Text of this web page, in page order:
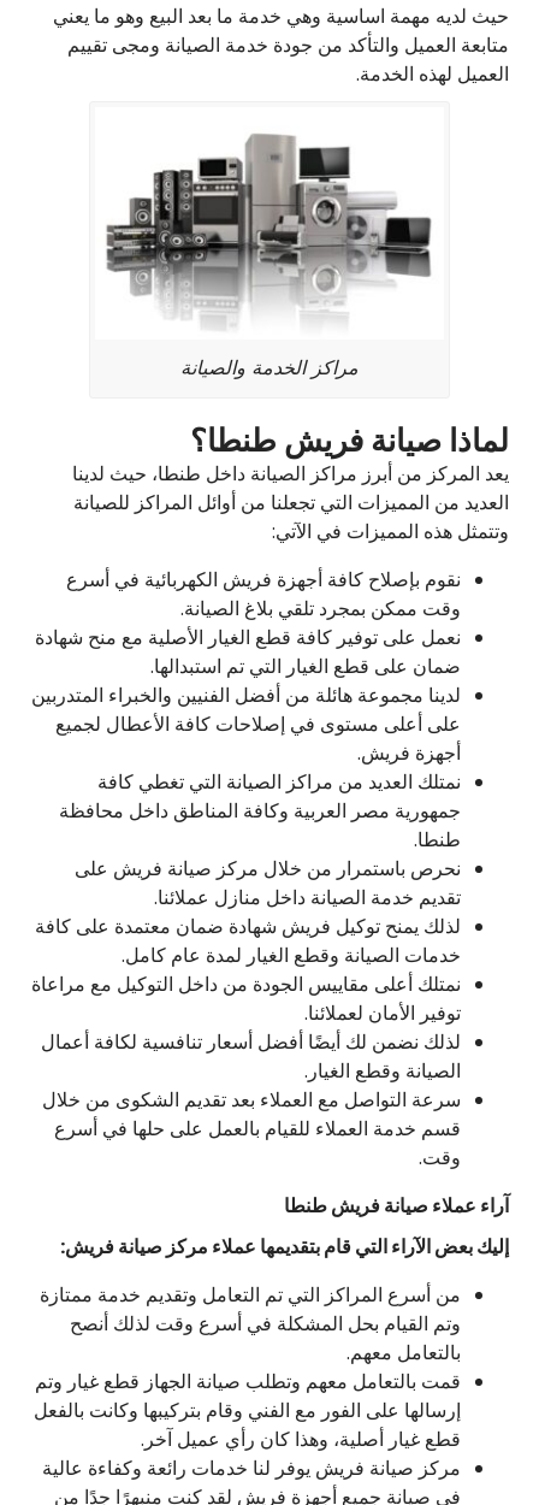
حيث لديه مهمة اساسية وهي خدمة ما بعد البيع وهو ما يعني
متابعة العميل والتأكد من جودة خدمة الصيانة ومجى تقييم
العميل لهذه الخدمة.
مراكز الخدمة والصيانة
لماذا صيانة فريش طنطا؟
يعد المركز من أبرز مراكز الصيانة داخل طنطا، حيث لدينا
العديد من المميزات التي تجعلنا من أوائل المراكز للصيانة
وتتمثل هذه المميزات في الآتي:
نقوم بإصلاح كافة أجهزة فريش الكهربائية في أسرع
وقت ممكن بمجرد تلقي بلاغ الصيانة.
نعمل على توفير كافة قطع الغيار الأصلية مع منح شهادة
ضمان على قطع الغيار التي تم استبدالها.
لدينا مجموعة هائلة من أفضل الفنيين والخبراء المتدربين
على أعلى مستوى في إصلاحات كافة الأعطال لجميع
أجهزة فريش.
نمتلك العديد من مراكز الصيانة التي تغطي كافة
جمهورية مصر العربية وكافة المناطق داخل محافظة
طنطا.
نحرص باستمرار من خلال مركز صيانة فريش على
تقديم خدمة الصيانة داخل منازل عملائنا.
لذلك يمنح توكيل فريش شهادة ضمان معتمدة على كافة
خدمات الصيانة وقطع الغيار لمدة عام كامل.
نمتلك أعلى مقاييس الجودة من داخل التوكيل مع مراعاة
توفير الأمان لعملائنا.
لذلك نضمن لك أيضًا أفضل أسعار تنافسية لكافة أعمال
الصيانة وقطع الغيار.
سرعة التواصل مع العملاء بعد تقديم الشكوى من خلال
قسم خدمة العملاء للقيام بالعمل على حلها في أسرع
وقت.
آراء عملاء صيانة فريش طنطا
إليك بعض الآراء التي قام بتقديمها عملاء مركز صيانة فريش:
من أسرع المراكز التي تم التعامل وتقديم خدمة ممتازة
وتم القيام بحل المشكلة في أسرع وقت لذلك أنصح
بالتعامل معهم.
قمت بالتعامل معهم وتطلب صيانة الجهاز قطع غيار وتم
إرسالها على الفور مع الفني وقام بتركيبها وكانت بالفعل
قطع غيار أصلية، وهذا كان رأي عميل آخر.
مركز صيانة فريش يوفر لنا خدمات رائعة وكفاءة عالية
في صيانة جميع أجهزة فريش لقد كنت منبهرًا جدًا من